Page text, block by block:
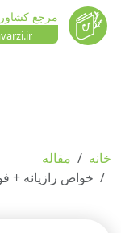
مرجع
خانه
مقاله
خواص رازیانه +